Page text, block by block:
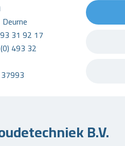
31 92 17
493 32
B.V.